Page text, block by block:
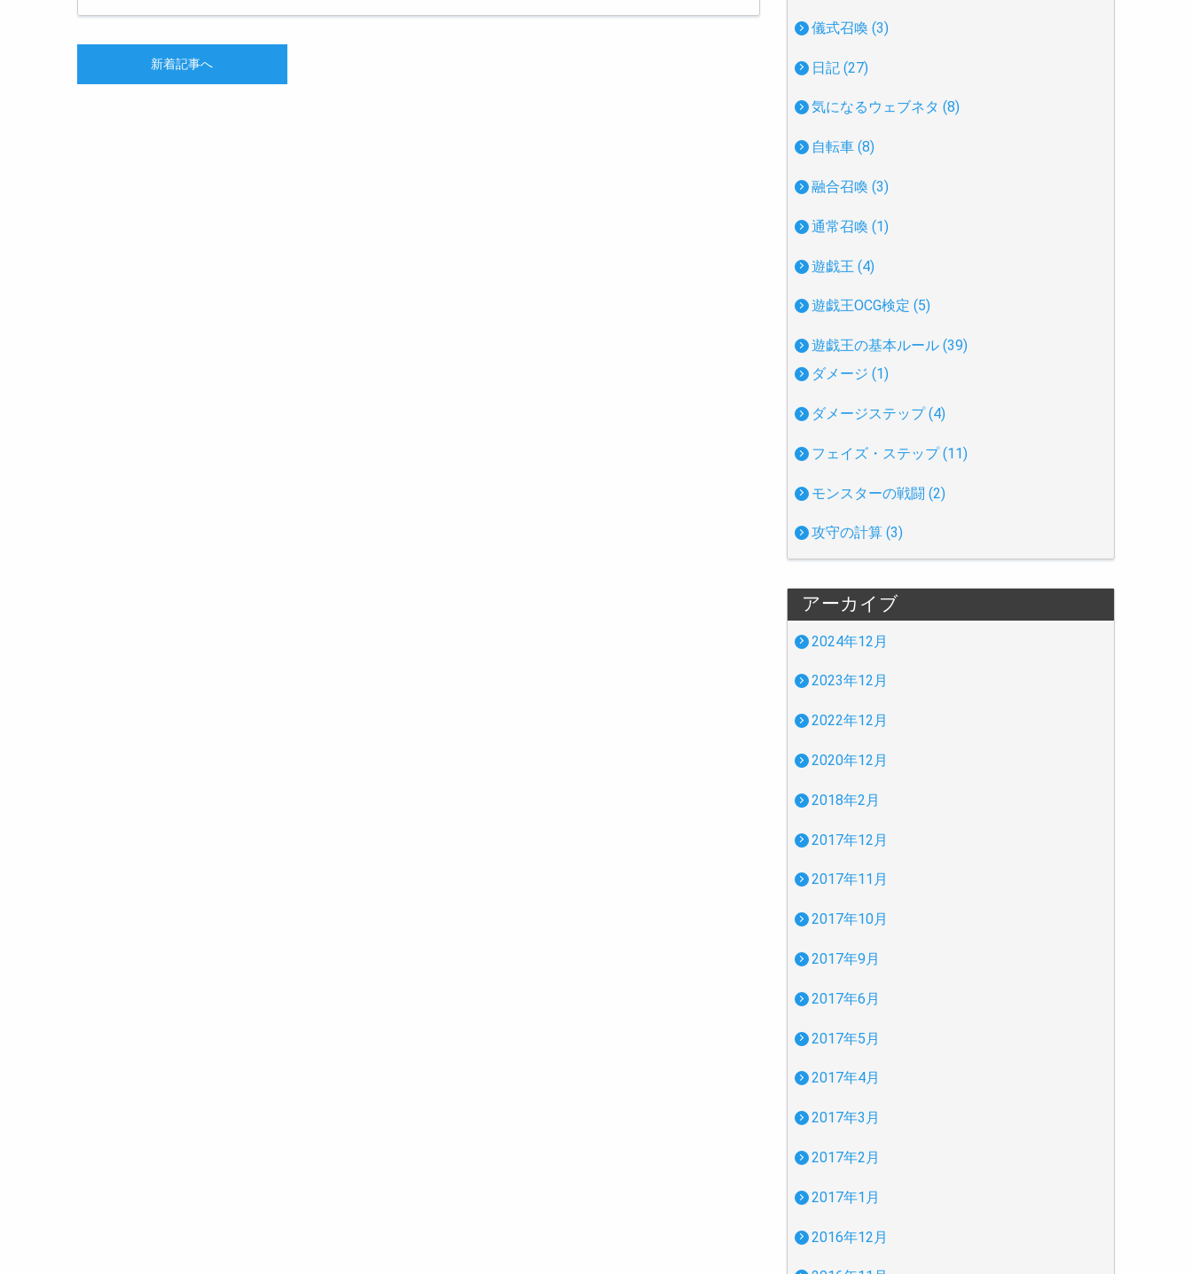
新着記事へ
儀式召喚 (3)
日記 (27)
気になるウェブネタ (8)
自転車 (8)
融合召喚 (3)
通常召喚 (1)
遊戯王 (4)
遊戯王OCG検定 (5)
遊戯王の基本ルール (39)
ダメージ (1)
ダメージステップ (4)
フェイズ・ステップ (11)
モンスターの戦闘 (2)
攻守の計算 (3)
アーカイブ
2024年12月
2023年12月
2022年12月
2020年12月
2018年2月
2017年12月
2017年11月
2017年10月
2017年9月
2017年6月
2017年5月
2017年4月
2017年3月
2017年2月
2017年1月
2016年12月